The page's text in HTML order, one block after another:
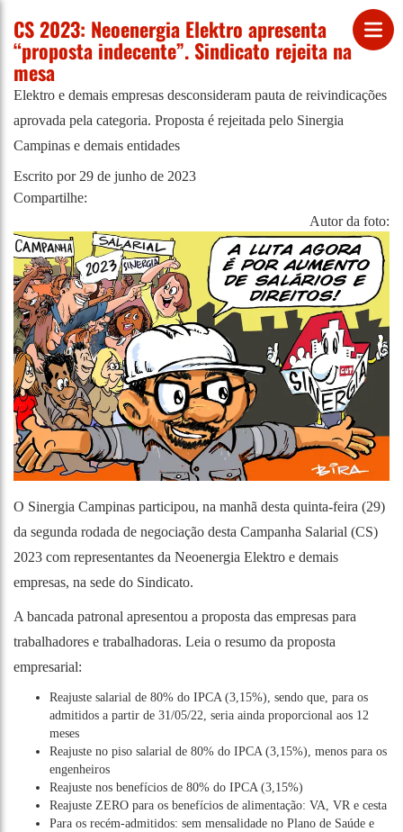
CS 2023: Neoenergia Elektro apresenta
“proposta indecente”. Sindicato rejeita na
mesa
Elektro e demais empresas desconsideram pauta de reivindicações
aprovada pela categoria. Proposta é rejeitada pelo Sinergia
Campinas e demais entidades
Escrito por 29 de junho de 2023
Compartilhe:
Autor da foto:
O Sinergia Campinas participou, na manhã desta quinta-feira (29)
da segunda rodada de negociação desta Campanha Salarial (CS)
2023 com representantes da Neoenergia Elektro e demais
empresas, na sede do Sindicato.
A bancada patronal apresentou a proposta das empresas para
trabalhadores e trabalhadoras. Leia o resumo da proposta
empresarial:
Reajuste salarial de 80% do IPCA (3,15%), sendo que, para os
admitidos a partir de 31/05/22, seria ainda proporcional aos 12
meses
Reajuste no piso salarial de 80% do IPCA (3,15%), menos para os
engenheiros
Reajuste nos benefícios de 80% do IPCA (3,15%)
Reajuste ZERO para os benefícios de alimentação: VA, VR e cesta
Para os recém-admitidos: sem mensalidade no Plano de Saúde e